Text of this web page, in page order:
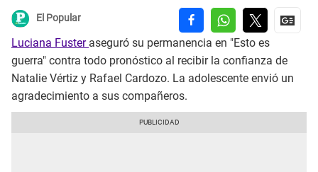
El Popular
Luciana Fuster aseguró su permanencia en "Esto es
guerra" contra todo pronóstico al recibir la confianza de
Natalie Vértiz y Rafael Cardozo. La adolescente envió un
agradecimiento a sus compañeros.